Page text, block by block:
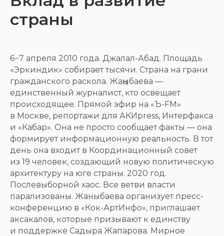
страны
6−7 апреля 2010 года. Джалал-Абад. Площадь
«Эркиндик» собирает тысячи. Страна на грани
гражданского раскола. Жаңыбаева —
единственный журналист, кто освещает
происходящее. Прямой эфир на «Ъ-FM»
в Москве, репортажи для АКИpress, Интерфакса
и «Кабар». Она не просто сообщает факты — она
формирует информационную реальность. В тот
день она входит в Координационный совет
из 19 человек, создающий новую политическую
архитектуру на юге страны. 2020 год.
Послевыборной хаос. Все ветви власти
парализованы. Жаныбаева организует пресс-
конференцию в «Кок-АртИнфо», приглашает
аксакалов, которые призывают к единству
и поддержке Садыра Жапарова. Мирное